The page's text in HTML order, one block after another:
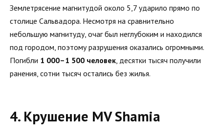
Землетрясение магнитудой около 5,7 ударило прямо по
столице Сальвадора. Несмотря на сравнительно
небольшую магнитуду, очаг был неглубоким и находился
под городом, поэтому разрушения оказались огромными.
Погибли 1 000–1 500 человек, десятки тысяч получили
ранения, сотни тысяч остались без жилья.
4. Крушение MV Shamia